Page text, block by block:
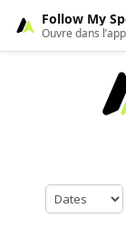
Follow My
Ouvre dans l’app